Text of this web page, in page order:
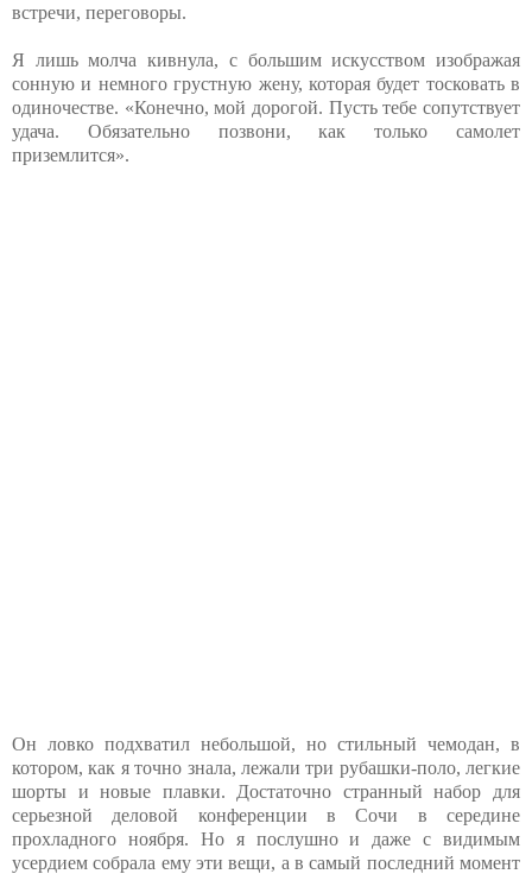
встречи, переговоры.
Я лишь молча кивнула, с большим искусством изображая
сонную и немного грустную жену, которая будет тосковать в
одиночестве. «Конечно, мой дорогой. Пусть тебе сопутствует
удача. Обязательно позвони, как только самолет
приземлится».
Он ловко подхватил небольшой, но стильный чемодан, в
котором, как я точно знала, лежали три рубашки-поло, легкие
шорты и новые плавки. Достаточно странный набор для
серьезной деловой конференции в Сочи в середине
прохладного ноября. Но я послушно и даже с видимым
усердием собрала ему эти вещи, а в самый последний момент